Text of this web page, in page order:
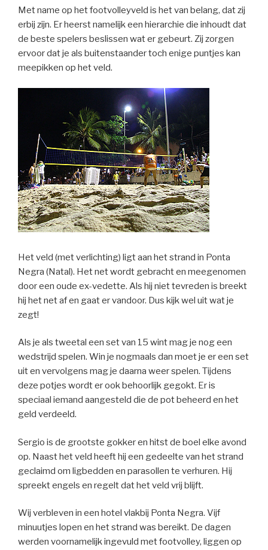
Met name op het footvolleyveld is het van belang, dat zij
erbij zijn. Er heerst namelijk een hierarchie die inhoudt dat
de beste spelers beslissen wat er gebeurt. Zij zorgen
ervoor dat je als buitenstaander toch enige puntjes kan
meepikken op het veld.
Het veld (met verlichting) ligt aan het strand in Ponta
Negra (Natal). Het net wordt gebracht en meegenomen
door een oude ex-vedette. Als hij niet tevreden is breekt
hij het net af en gaat er vandoor. Dus kijk wel uit wat je
zegt!
Als je als tweetal een set van 15 wint mag je nog een
wedstrijd spelen. Win je nogmaals dan moet je er een set
uit en vervolgens mag je daarna weer spelen. Tijdens
deze potjes wordt er ook behoorlijk gegokt. Er is
speciaal iemand aangesteld die de pot beheerd en het
geld verdeeld.
Sergio is de grootste gokker en hitst de boel elke avond
op. Naast het veld heeft hij een gedeelte van het strand
geclaimd om ligbedden en parasollen te verhuren. Hij
spreekt engels en regelt dat het veld vrij blijft.
Wij verbleven in een hotel vlakbij Ponta Negra. Vijf
minuutjes lopen en het strand was bereikt. De dagen
werden voornamelijk ingevuld met footvolley, liggen op